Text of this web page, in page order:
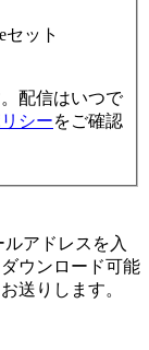
ット
配信はいつで
シーをご確認
アドレスを入
ウンロード可能
送りします。